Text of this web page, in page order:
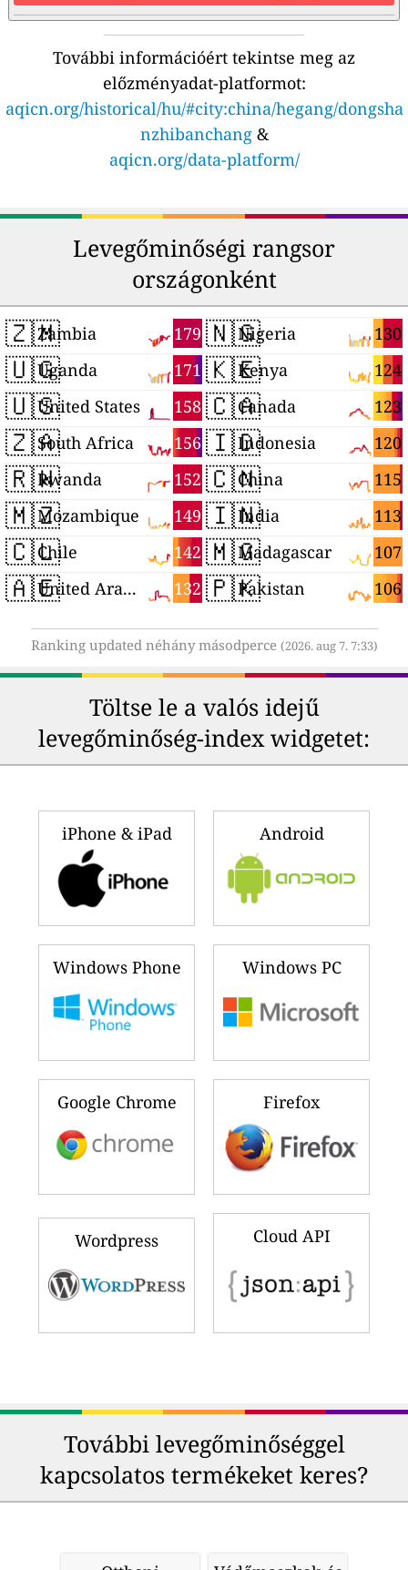
További információért tekintse meg az
előzményadat-platformot:
aqicn.org/historical/hu/#city:china/hegang/dongsha
nzhibanchang&
aqicn.org/data-platform/
Levegőminőségi rangsor
országonként
🇿🇲 179
Zambia
🇺🇬 171
Uganda
🇺🇸 158
United States
🇿🇦 156
South Africa
🇷🇼 152
Rwanda
🇲🇿 149
Mozambique
🇨🇱 142
Chile
🇦🇪 132
United Arab Emirates
🇳🇬 130
Nigeria
🇰🇪 124
Kenya
🇨🇦 123
Canada
🇮🇩 120
Indonesia
🇨🇳 115
China
🇮🇳 113
India
🇲🇬 107
Madagascar
🇵🇰 106
Pakistan
Ranking updated néhány másodperce (2026. aug 7. 7:33)
Töltse le a valós idejű
levegőminőség-index widgetet:
iPhone & iPad Android
Windows Phone Windows PC
Google Chrome Firefox
Wordpress Cloud API
További levegőminőséggel
kapcsolatos termékeket keres?